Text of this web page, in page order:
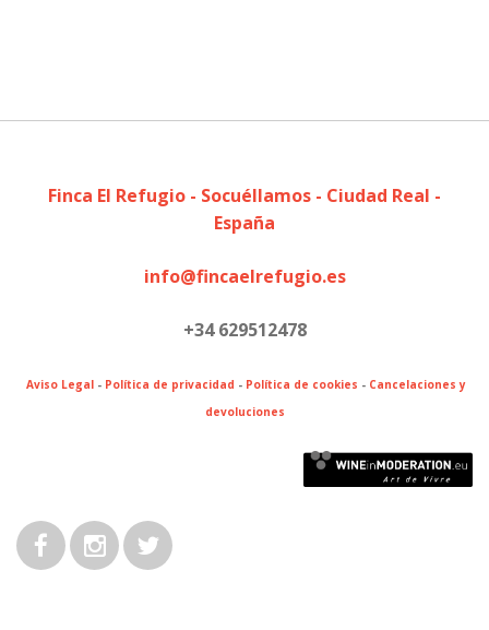
Finca El Refugio - Socuéllamos - Ciudad Real -
España
info@fincaelrefugio.es
+34 629512478
Aviso Legal - Política de privacidad - Política de cookies - Cancelaciones y
devoluciones